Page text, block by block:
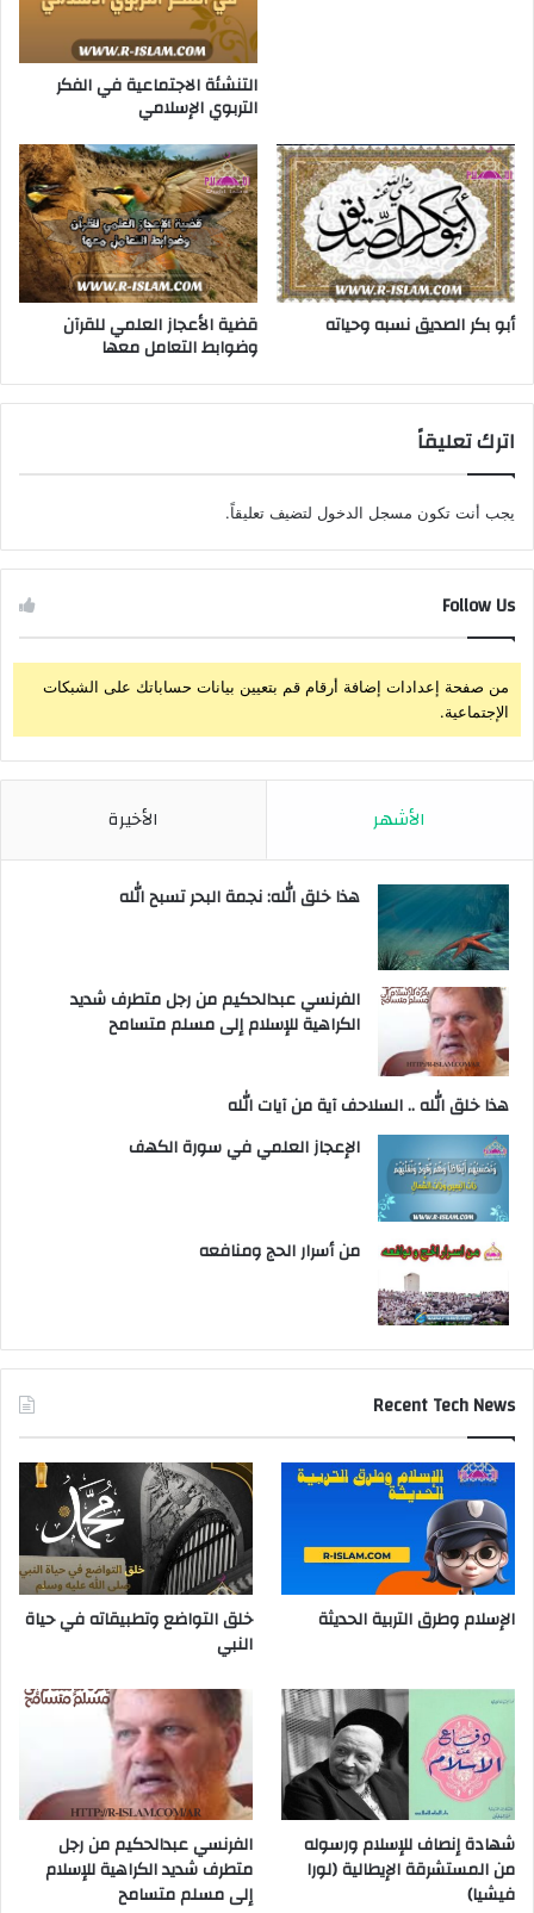
التنشئة الاجتماعية في الفكر
التربوي الإسلامي
أبو بكر الصديق نسبه وحياته قضية الأعجاز العلمي للقرآن
وضوابط التعامل معها
اترك تعليقاً
يجب أنت تكون مسجل الدخول لتضيف تعليقاً.
Follow Us
من صفحة إعدادات إضافة أرقام قم بتعيين بيانات حساباتك على الشبكات
الإجتماعية.
الأشهر الأخيرة
هذا خلق الله: نجمة البحر تسبح الله
الفرنسي عبدالحكيم من رجل متطرف شديد
الكراهية للإسلام إلى مسلم متسامح
هذا خلق الله .. السلاحف آية من آيات الله
الإعجاز العلمي في سورة الكهف
من أسرار الحج ومنافعه
Recent Tech News
الإسلام وطرق التربية الحديثة
خلق التواضع وتطبيقاته في حياة
النبي
شهادة إنصاف للإسلام ورسوله
من المستشرقة الإيطالية (لورا
فيشيا)
الفرنسي عبدالحكيم من رجل
متطرف شديد الكراهية للإسلام
إلى مسلم متسامح